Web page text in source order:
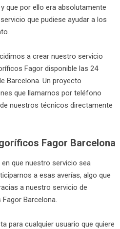
que por ello era absolutamente
que pudiese ayudar a los
a crear nuestro servicio
Fagor disponible las 24
Barcelona. Un proyecto
que llamarnos por teléfono
nuestros técnicos directamente
Fagor Barcelona
que nuestro servicio sea
a esas averías, algo que
a nuestro servicio de
Barcelona.
para cualquier usuario que quiere